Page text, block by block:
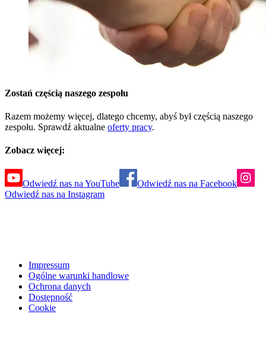
Zostań częścią naszego zespołu
Razem możemy więcej, dlatego chcemy, abyś był częścią naszego
zespołu. Sprawdź aktualne oferty pracy.
Zobacz więcej:
Odwiedź nas na YouTube
Odwiedź nas na Facebook
Odwiedź nas na Instagram
Impressum
Ogólne warunki handlowe
Ochrona danych
Dostępność
Cookie